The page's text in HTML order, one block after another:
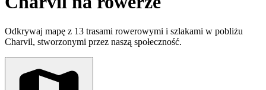
Odkrywaj mapę z 13 trasami rowerowymi i szlakami w pobliżu
Charvil, stworzonymi przez naszą społeczność.